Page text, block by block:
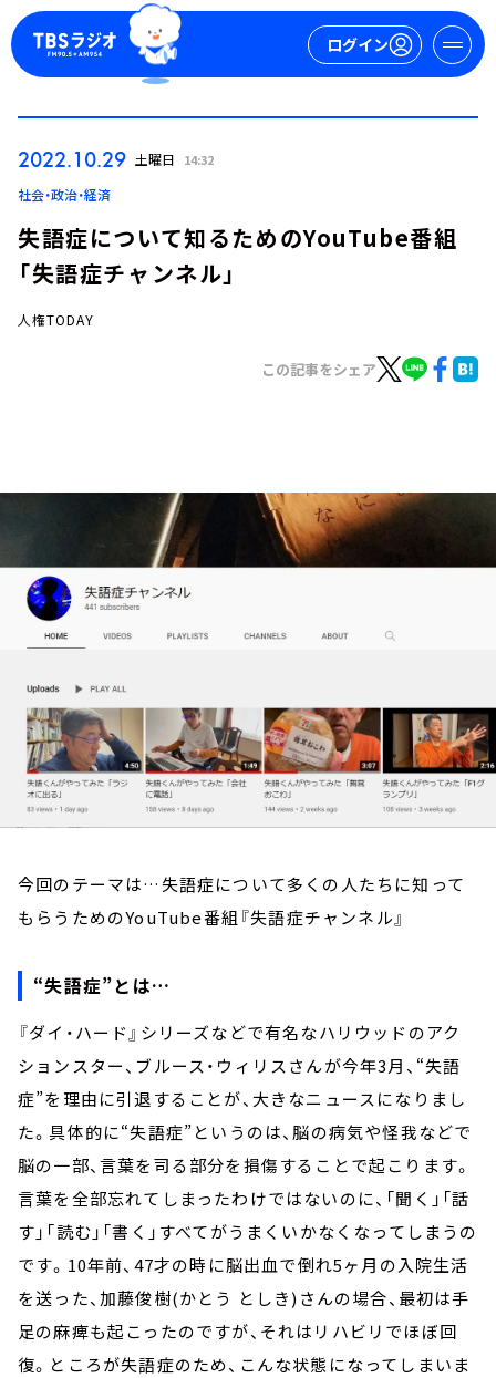
ログイン
イベント・グッズ
YouTube
会社情報
2022.10.29 土曜日 14:32
社会・政治・経済
失語症について知るためのYouTube番組
「失語症チャンネル」
人権TODAY
この記事をシェア
今回のテーマは…失語症について多くの人たちに知って
もらうためのYouTube番組『失語症チャンネル』
“失語症”とは…
『ダイ・ハード』シリーズなどで有名なハリウッドのアク
ションスター、ブルース・ウィリスさんが今年3月、“失語
症”を理由に引退することが、大きなニュースになりまし
た。具体的に“失語症”というのは、脳の病気や怪我などで
脳の一部、言葉を司る部分を損傷することで起こります。
言葉を全部忘れてしまったわけではないのに、「聞く」「話
す」「読む」「書く」すべてがうまくいかなくなってしまうの
です。10年前、47才の時に脳出血で倒れ5ヶ月の入院生活
を送った、加藤俊樹(かとう としき)さんの場合、最初は手
足の麻痺も起こったのですが、それはリハビリでほぼ回
復。ところが失語症のため、こんな状態になってしまいま